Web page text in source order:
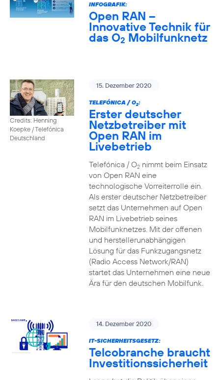
INFOGRAFIK:
Open RAN –
Innovative Technik für
das O2 Mobilfunknetz
Credits: Henning
Koepke / Telefónica
Deutschland
15. Dezember 2020
TELEFÓNICA / O2:
Erster deutscher
Netzbetreiber mit
Open RAN im
Livebetrieb
Telefónica / O2nimmt beim Einsatz
von Open RAN eine
technologische Vorreiterrolle ein.
Als erster deutscher Netzbetreiber
setzt das Unternehmen auf Open
RAN im Livebetrieb seines
Mobilfunknetzes. Mit der offenen
und herstellerunabhängigen
Lösung für das Funkzugangsnetz
(Radio Access Network/RAN)
startet das Unternehmen eine neue
Ära für den deutschen Mobilfunk.
14. Dezember 2020
IT-SICHERHEITSGESETZ:
Telcobranche braucht
Investitionssicherheit